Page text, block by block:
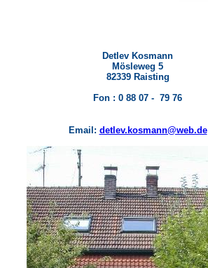
Detlev Kosmann
Mösleweg 5
82339 Raisting
Fon : 0 88 07 - 79 76
Email: detlev.kosmann@web.de